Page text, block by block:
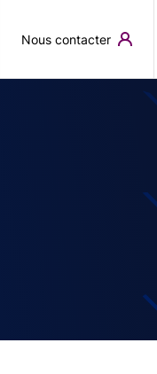
Nous contacter